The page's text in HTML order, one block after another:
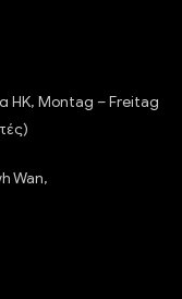
HK, Montag – Freitag
Wan,